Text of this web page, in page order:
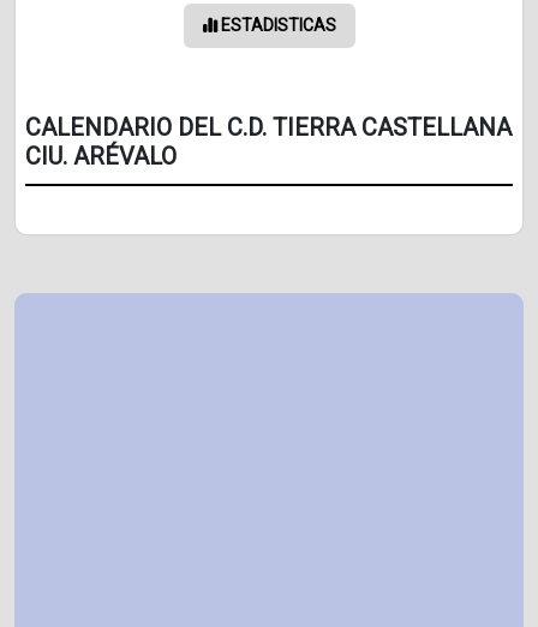
ESTADISTICAS
CALENDARIO DEL C.D. TIERRA CASTELLANA
CIU. ARÉVALO